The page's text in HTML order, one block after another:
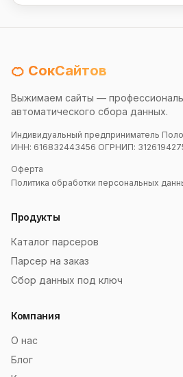
🍊 СокСайтов
Выжимаем сайты —
автоматического сбора данных.
Индивидуальный предприниматель
ИНН: 616832443456 ОГРНИП:
Оферта
Политика обработки персональных
Продукты
Каталог парсеров
Парсер на заказ
Сбор данных под ключ
Компания
О нас
Блог